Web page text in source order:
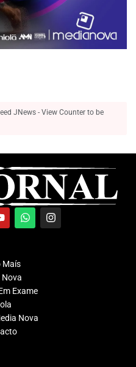
JNews - View Counter to be
Maís
Nova
Exame
Nova